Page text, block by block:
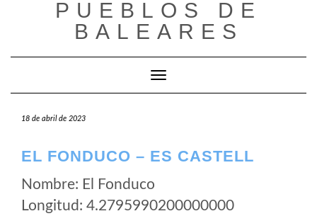
PUEBLOS DE
BALEARES
Cambiar modo de navegación
18 de abril de 2023
EL FONDUCO – ES CASTELL
Nombre: El Fonduco
Longitud: 4.2795990200000000